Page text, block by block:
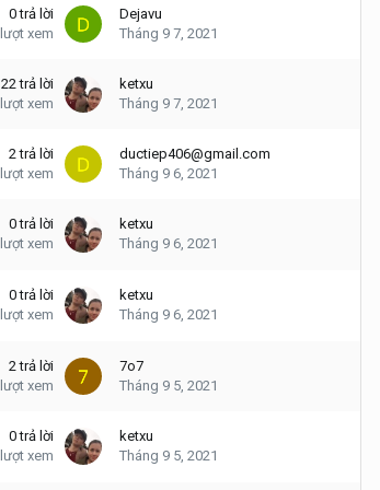
0 trả lời
lượt xem
Dejavu
Tháng 9 7, 2021
22 trả lời
lượt xem
ketxu
Tháng 9 7, 2021
2 trả lời
lượt xem
ductiep406@gmail.com
Tháng 9 6, 2021
0 trả lời
lượt xem
ketxu
Tháng 9 6, 2021
0 trả lời
lượt xem
ketxu
Tháng 9 6, 2021
2 trả lời
lượt xem
7o7
Tháng 9 5, 2021
0 trả lời
lượt xem
ketxu
Tháng 9 5, 2021